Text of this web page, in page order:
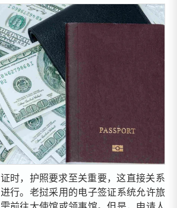
时，护照要求至关重要，这直接关系
行。老挝采用的电子签证系统允许旅